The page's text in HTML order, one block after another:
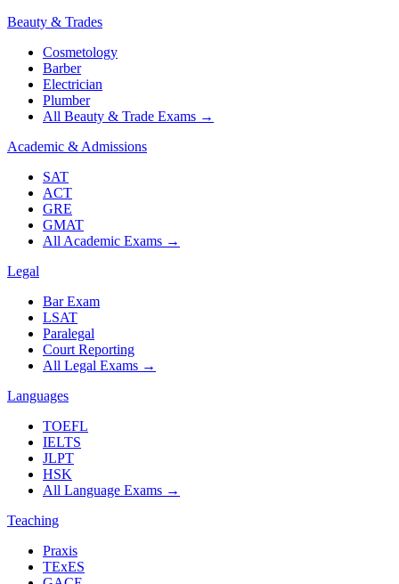
Beauty & Trades
Cosmetology
Barber
Electrician
Plumber
All Beauty & Trade Exams →
Academic & Admissions
SAT
ACT
GRE
GMAT
All Academic Exams →
Legal
Bar Exam
LSAT
Paralegal
Court Reporting
All Legal Exams →
Languages
TOEFL
IELTS
JLPT
HSK
All Language Exams →
Teaching
Praxis
TExES